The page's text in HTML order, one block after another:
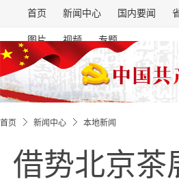
首页 新闻中心 国内要闻
图片 视频 专题
首页 新闻中心 本地新闻
借势北京茶